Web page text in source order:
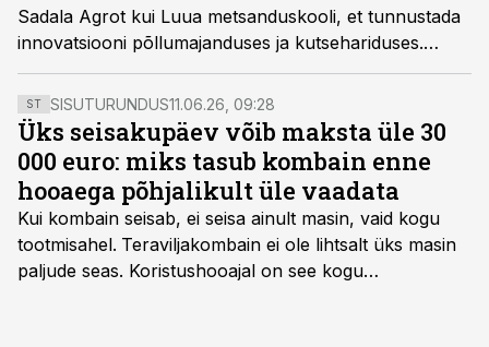
Sadala Agrot kui Luua metsanduskooli, et tunnustada
innovatsiooni põllumajanduses ja kutsehariduses.
Sadala Agros tutvus riigipea digipõllumajanduse
lahendustega, Luua Metsanduskoolis aga virtuaalse
metsatöömasinate õpikeskkonnaga ning arutles
kooliperega kutseõppe tuleviku üle.
ST SISUTURUNDUS11.06.26, 09:28
Üks seisakupäev võib maksta üle 30
000 euro: miks tasub kombain enne
hooaega põhjalikult üle vaadata
Kui kombain seisab, ei seisa ainult masin, vaid kogu
tootmisahel. Teraviljakombain ei ole lihtsalt üks masin
paljude seas. Koristushooajal on see kogu